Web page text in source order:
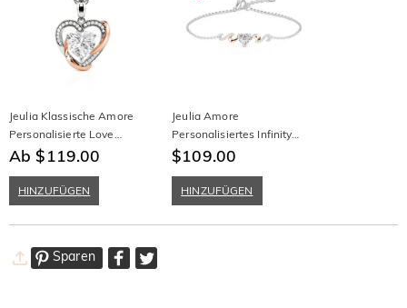
Jeulia Klassische Amore
Personalisierte Love
Halskette
Ab $119.00
HINZUFÜGEN
Jeulia Amore
Personalisiertes Infinity
Herz Armband mit
$109.00
HINZUFÜGEN
Sparen